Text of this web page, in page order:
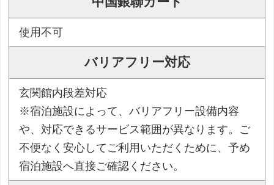
使用不可
バリアフリー対応
玄関館内段差対応
※宿泊施設によって、バリアフリー設備内容
や、対応できるサービス範囲が異なります。ご
不便なく安心してご利用いただくために、予め
宿泊施設へ直接ご確認ください。